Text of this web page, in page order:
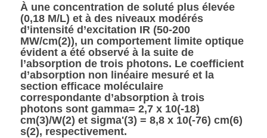
À une concentration de soluté plus élevée
(0,18 M/L) et à des niveaux modérés
d’intensité d’excitation IR (50-200
MW/cm(2)), un comportement limite optique
évident a été observé à la suite de
l’absorption de trois photons. Le coefficient
d’absorption non linéaire mesuré et la
section efficace moléculaire
correspondante d’absorption à trois
photons sont gamma= 2,7 x 10(-18)
cm(3)/W(2) et sigma'(3) = 8,8 x 10(-76) cm(6)
s(2), respectivement.